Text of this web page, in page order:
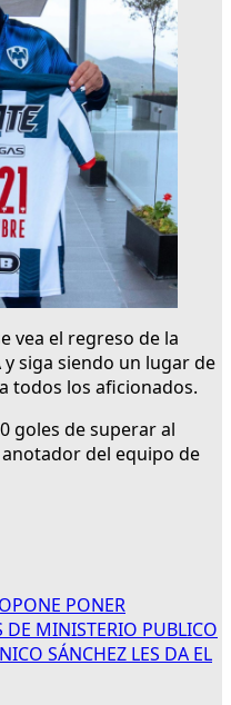
vea el regreso de la
y siga siendo un lugar de
todos los aficionados.
goles de superar al
del equipo de
PONER
DE MINISTERIO PUBLICO
SÁNCHEZ LES DA EL